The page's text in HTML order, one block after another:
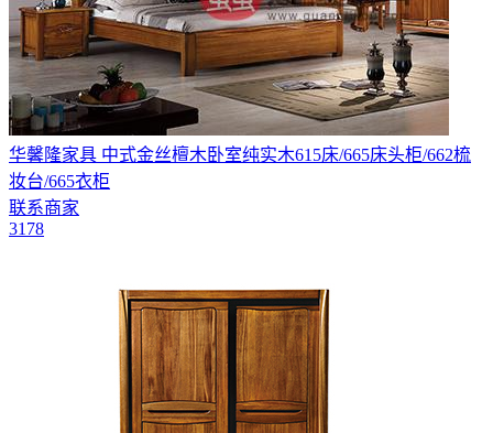
华馨隆家具 中式金丝檀木卧室纯实木615床/665床头柜/662梳
妆台/665衣柜​
联系商家
3178